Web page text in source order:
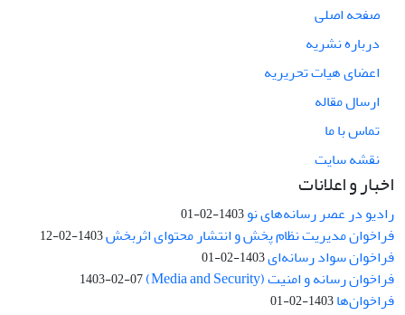
صفحه اصلی
درباره نشریه
اعضای هیات تحریریه
ارسال مقاله
تماس با ما
نقشه سایت
اخبار و اعلانات
رادیو در عصر رسانه‌های نو1403-02-01
فراخوان مدیریت نظام پخش و انتشار محتوای اثربخش1403-02-12
فراخوان سواد رسانه‌ای1403-02-01
فراخوان رسانه و امنیت (Media and Security) 1403-02-07
فراخوان‌ها1403-02-01